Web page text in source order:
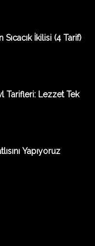
Sıcacık İkilisi (4 Tarif)
Tarifleri: Lezzet Tek
Yapıyoruz